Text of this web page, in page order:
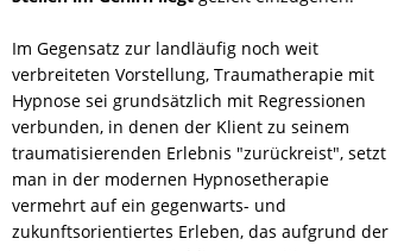
Im Gegensatz zur landläufig noch weit
verbreiteten Vorstellung, Traumatherapie mit
Hypnose sei grundsätzlich mit Regressionen
verbunden, in denen der Klient zu seinem
traumatisierenden Erlebnis "zurückreist", setzt
man in der modernen Hypnosetherapie
vermehrt auf ein gegenwarts- und
zukunftsorientiertes Erleben, das aufgrund der